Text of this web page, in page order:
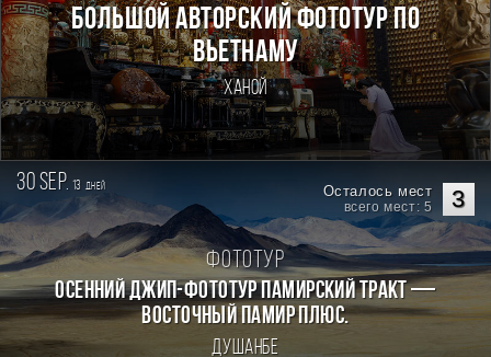
Большой авторский фототур по
Вьетнаму
Ханой
30 sep. 13 дней 3
Осталось мест
всего мест: 5
Фототур
Осенний джип-фототур Памирский Тракт —
Восточный Памир плюс.
Душанбе